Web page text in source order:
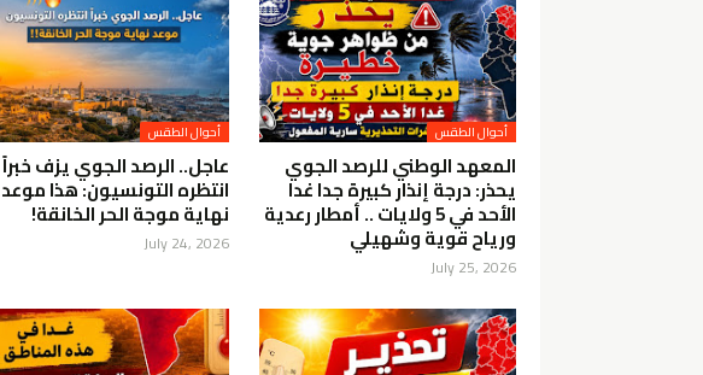
أحوال الطقس
المعهد الوطني للرصد الجوي
يحذر: درجة إنذار كبيرة جدا غدا
الأحد في 5 ولايات .. أمطار رعدية
ورياح قوية وشهيلي
July 25, 2026
أحوال الطقس
عاجل.. الرصد الجوي يزف خبراً
انتظره التونسيون: هذا موعد
نهاية موجة الحر الخانقة!
July 24, 2026